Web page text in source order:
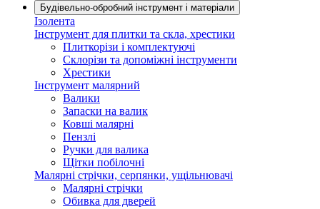
Будівельно-обробний інструмент і матеріали
Ізолента
Інструмент для плитки та скла, хрестики
Плиткорізи і комплектуючі
Склорізи та допоміжні інструменти
Хрестики
Інструмент малярний
Валики
Запаски на валик
Ковші малярні
Пензлі
Ручки для валика
Щітки побілочні
Малярні стрічки, серпянки, ущільнювачі
Малярні стрічки
Обивка для дверей